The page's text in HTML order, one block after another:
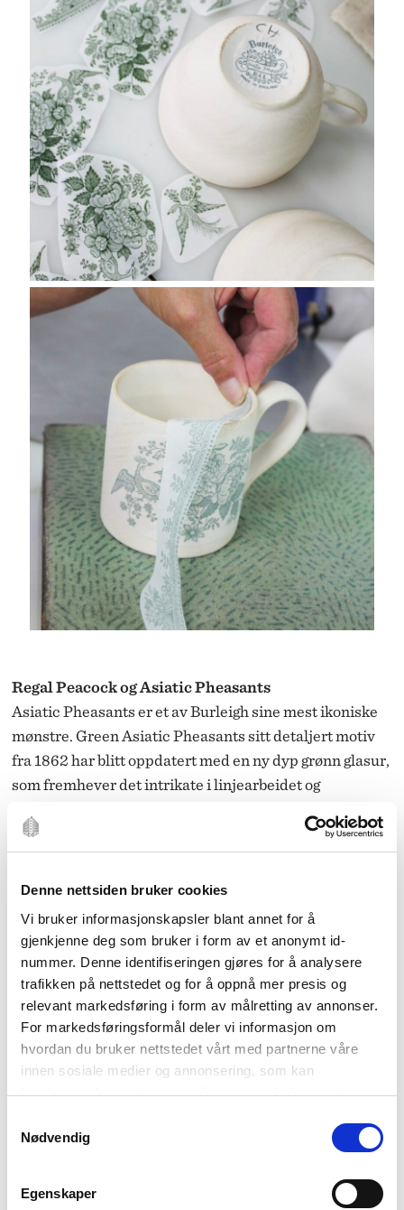
Denne nettsiden bruker cookies
Vi bruker informasjonskapsler blant annet for å
gjenkjenne deg som bruker i form av et anonymt id-
nummer. Denne identifiseringen gjøres for å analysere
trafikken på nettstedet og for å oppnå mer presis og
relevant markedsføring i form av målretting av annonser.
For markedsføringsformål deler vi informasjon om
hvordan du bruker nettstedet vårt med partnerne våre
innen sosiale medier og annonsering, som kan
kombinere den med annen informasjon du har gjort
din bruk av tjenestene deres. Les mer om hvilke
opplysninger vi samler og hva vi ber om samtykke til i
Nødvendig
Egenskaper
Regal Peacock og Asiatic Pheasants
Asiatic Pheasantser et av Burleigh sine mest ikoniske
mønstre. Green Asiatic Pheasants sitt detaljert motiv
fra 1862 har blitt oppdatert med en ny dyp grønn glasur,
som fremhever det intrikate i linjearbeidet og